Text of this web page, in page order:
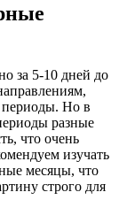
за 5-10 дней до
периоды. Но в
разные
что очень
изучать
месяцы, что
строго для